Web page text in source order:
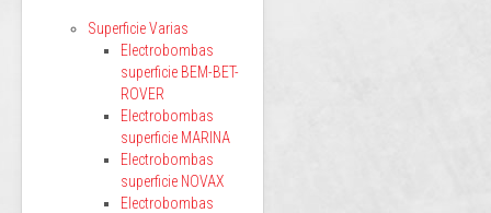
Superficie Varias
Electrobombas
superficie BEM-BET-
ROVER
Electrobombas
superficie MARINA
Electrobombas
superficie NOVAX
Electrobombas